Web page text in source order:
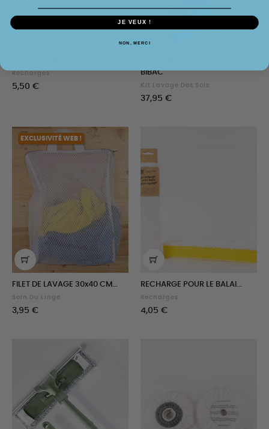
Recharges
Prix
5,50 €
BIBAC
Kit Lavage Des Sols
Prix
37,95 €
EXCLUSIVITÉ WEB !
FILET DE LAVAGE 30x40 CM...
Soin Du Linge
Prix
3,95 €
RECHARGE POUR LE BALAI...
Recharges
Prix
4,05 €
JE VEUX !
NON, MERCI